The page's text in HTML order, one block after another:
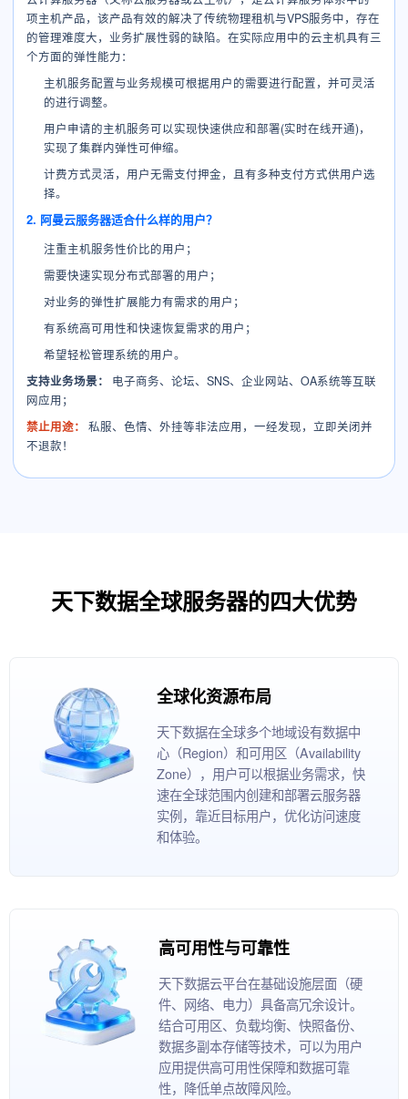
项主机产品，该产品有效的解决了传统物理租机与VPS服务中，存在
的管理难度大，业务扩展性弱的缺陷。在实际应用中的云主机具有三
个方面的弹性能力：
主机服务配置与业务规模可根据用户的需要进行配置，并可灵活
的进行调整。
用户申请的主机服务可以实现快速供应和部署(实时在线开通)，
实现了集群内弹性可伸缩。
计费方式灵活，用户无需支付押金，且有多种支付方式供用户选
择。
2. 阿曼云服务器适合什么样的用户？
注重主机服务性价比的用户；
需要快速实现分布式部署的用户；
对业务的弹性扩展能力有需求的用户；
有系统高可用性和快速恢复需求的用户；
希望轻松管理系统的用户。
支持业务场景：
电子商务、论坛、SNS、企业网站、OA系统等互联
网应用；
禁止用途：
私服、色情、外挂等非法应用，一经发现，立即关闭并
不退款！
天下数据全球服务器的四大优势
全球化资源布局
天下数据在全球多个地域设有数据中
心（Region）和可用区（Availability
Zone），用户可以根据业务需求，快
速在全球范围内创建和部署云服务器
实例，靠近目标用户，优化访问速度
和体验。
高可用性与可靠性
天下数据云平台在基础设施层面（硬
件、网络、电力）具备高冗余设计。
结合可用区、负载均衡、快照备份、
数据多副本存储等技术，可以为用户
应用提供高可用性保障和数据可靠
性，降低单点故障风险。